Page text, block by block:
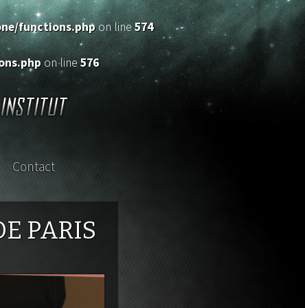
functions.phpon line 574
on line576
Contact
PARIS